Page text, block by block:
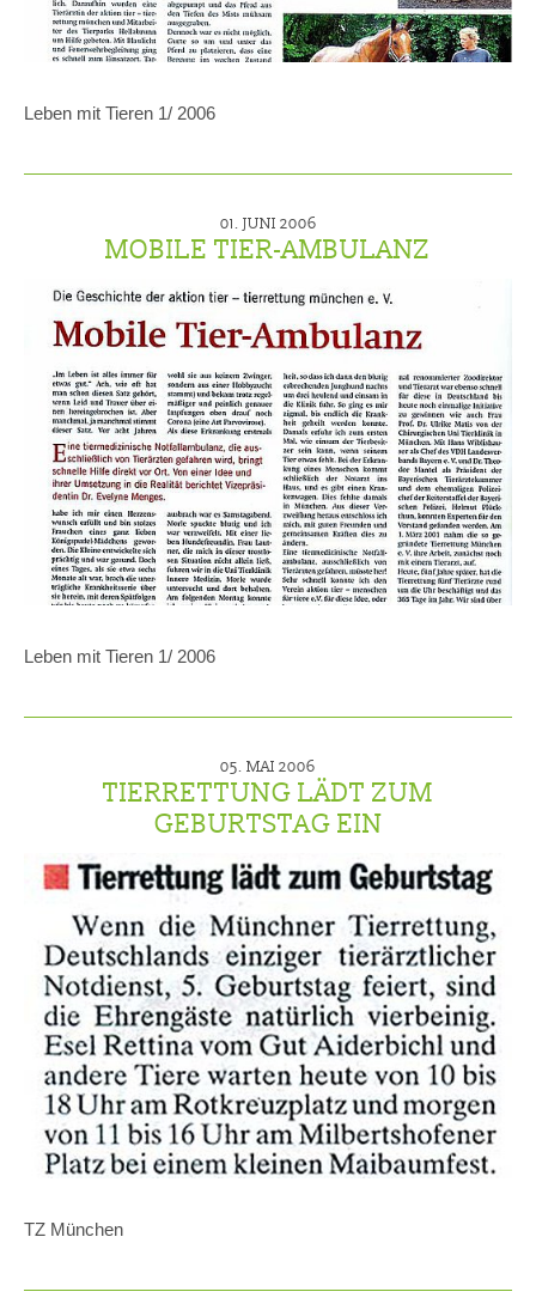
Leben mit Tieren 1/ 2006
01. JUNI 2006
MOBILE TIER-AMBULANZ
Leben mit Tieren 1/ 2006
05. MAI 2006
TIERRETTUNG LÄDT ZUM
GEBURTSTAG EIN
TZ München